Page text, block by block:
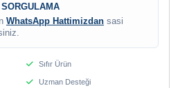
WhatsApp Hattimizdan sasi
Sıfır Ürün
Uzman Desteği